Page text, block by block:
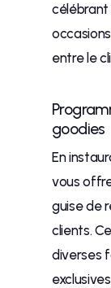
célébrant
entre le
goodies
En
vous
guise de
clients.
diverses